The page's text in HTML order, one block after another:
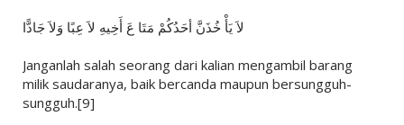
لاَ يَأْ خُذَنَّ أحَدُكُمْ مَتَا عَ أَخِيهِ لاَ عِبًا وَلاَ جَادًّا
Janganlah salah seorang dari kalian mengambil barang
milik saudaranya, baik bercanda maupun bersungguh-
sungguh.[9]